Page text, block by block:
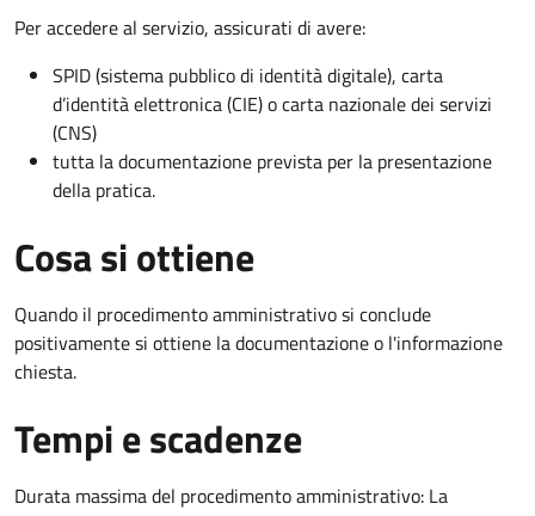
Per accedere al servizio, assicurati di avere:
SPID (sistema pubblico di identità digitale), carta
d’identità elettronica (CIE) o carta nazionale dei servizi
(CNS)
tutta la documentazione prevista per la presentazione
della pratica.
Cosa si ottiene
Quando il procedimento amministrativo si conclude
positivamente si ottiene la documentazione o l'informazione
chiesta.
Tempi e scadenze
Durata massima del procedimento amministrativo: La